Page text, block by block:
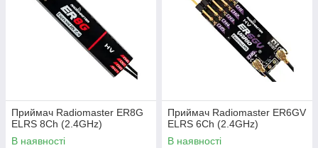
Приймач Radiomaster ER8G
ELRS 8Ch (2.4GHz)
В наявності
Приймач Radiomaster ER6GV
ELRS 6Ch (2.4GHz)
В наявності